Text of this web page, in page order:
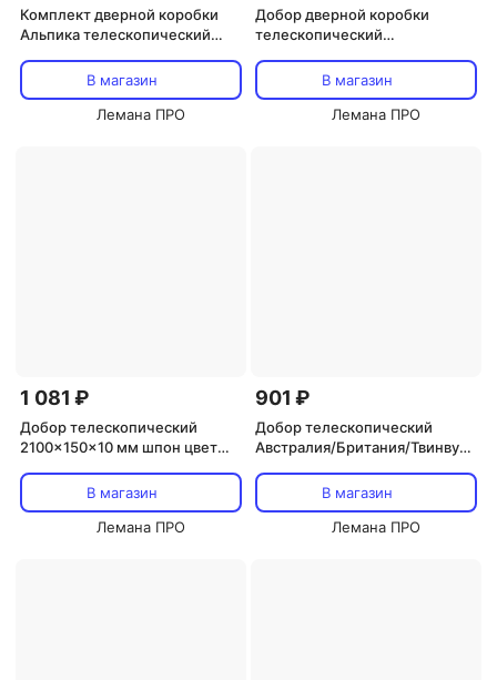
Комплект дверной коробки
Альпика телескопический
полипропилен цвет графит
вуд (2.5шт.)
В магазин
Лемана ПРО
Добор дверной коробки
телескопический
светло-серыйВ магазин
Лемана ПРО
1 081 ₽
Добор телескопический
2100x150x10 мм шпон цвет
В магазин
Лемана ПРО
901 ₽
Добор телескопический
Австралия/Британия/Твинвуд/
цвет белыйВ магазин
Лемана ПРО